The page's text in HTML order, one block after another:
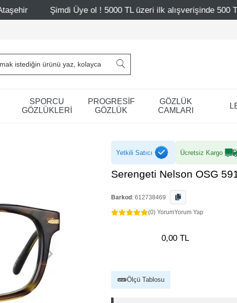
Şimdi Üye ol ! 5000 TL üzeri ilk alışverişinde 500 TL indirim
SPORCU
GÖZLÜKLERİ
PROGRESİF
GÖZLÜK
GÖZLÜK
CAMLARI
Yetkili Satıcı Ücretsiz Kargo
Serengeti Nelson OSG
Barkod : 612738469
(0) YorumYorum Yap
0,00 TL
Ölçü Tablosu